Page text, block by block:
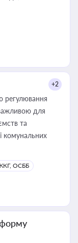
+2
регулювання
для
та
комунальних
ОСББ